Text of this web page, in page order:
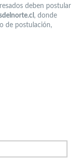
deben postular
, donde
de postulación,